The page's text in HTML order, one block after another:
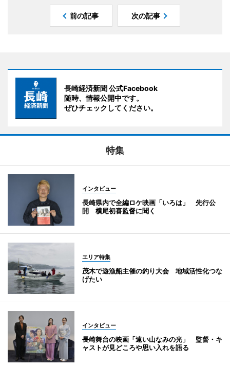
前の記事 次の記事
長崎経済新聞 公式Facebook
随時、情報公開中です。
ぜひチェックしてください。
特集
インタビュー
長崎県内で全編ロケ映画「いろは」 先行公
開 横尾初喜監督に聞く
エリア特集
茂木で遊漁船主催の釣り大会 地域活性化つな
げたい
インタビュー
長崎舞台の映画「遠い山なみの光」 監督・キ
ャストが見どころや思い入れを語る